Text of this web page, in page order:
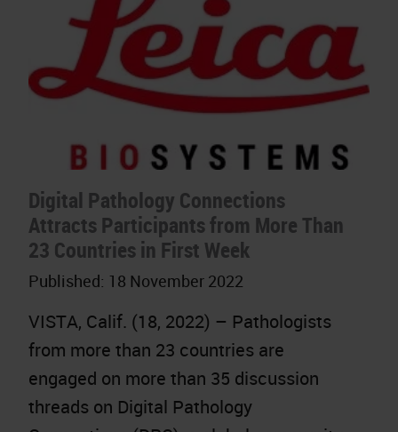
Digital Pathology Connections
Attracts Participants from More Than
23 Countries in First Week
Published: 18 November 2022
VISTA, Calif. (18, 2022) – Pathologists
from more than 23 countries are
engaged on more than 35 discussion
threads on Digital Pathology